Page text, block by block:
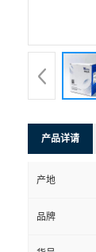
产品详请
产地
品牌